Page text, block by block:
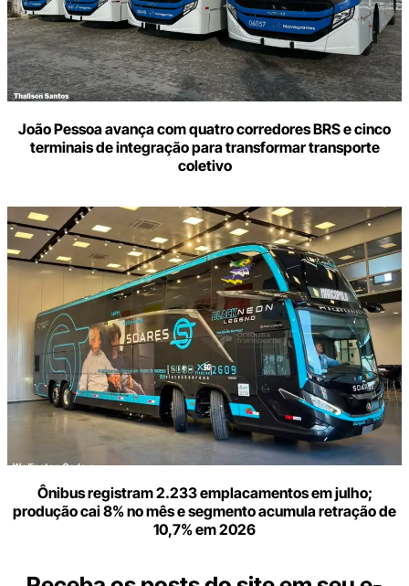
João Pessoa avança com quatro corredores BRS e cinco
terminais de integração para transformar transporte
coletivo
Ônibus registram 2.233 emplacamentos em julho;
produção cai 8% no mês e segmento acumula retração de
10,7% em 2026